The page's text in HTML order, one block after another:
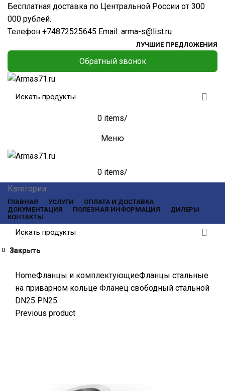
Бесплатная доставка по Центральной России от 300
000 рублей.
Телефон +74872525645 Email: arma-s@list.ru
ЛУЧШИЕ ПРЕДЛОЖЕНИЯ
Обратный звонок
0 items/
Меню
0 items/
Категории
ГЛАВНАЯ УСЛУГИ
ОПЛАТА И ДОСТАВКА
ДОКУМЕНТАЦИЯ
ПОЛЕЗНАЯ ИНФОРМАЦИЯ
ДИЛЕРЫ
КОНТАКТЫ
HomeФланцы и комплектующиеФланцы стальные
на приварном кольце Фланец свободный стальной
DN25 РN25
Previous product
Закрыть
Закрыть
Закрыть
Закрыть
Закрыть
Закрыть
Закрыть
Закрыть